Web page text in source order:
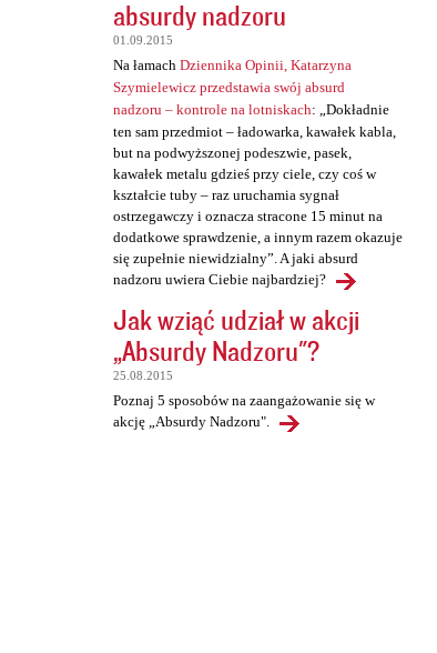
absurdy nadzoru
01.09.2015
Na łamach Dziennika Opinii, Katarzyna
Szymielewicz przedstawia swój absurd
nadzoru – kontrole na lotniskach: „Dokładnie
ten sam przedmiot – ładowarka, kawałek kabla,
but na podwyższonej podeszwie, pasek,
kawałek metalu gdzieś przy ciele, czy coś w
kształcie tuby – raz uruchamia sygnał
ostrzegawczy i oznacza stracone 15 minut na
dodatkowe sprawdzenie, a innym razem okazuje
się zupełnie niewidzialny”. A jaki absurd
nadzoru uwiera Ciebie najbardziej?
Jak wziąć udział w akcji
„Absurdy Nadzoru"?
25.08.2015
Poznaj 5 sposobów na zaangażowanie się w
akcję „Absurdy Nadzoru".